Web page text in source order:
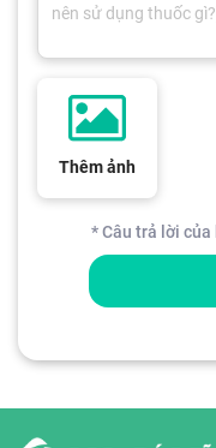
Thêm ảnh
* Câu trả lời